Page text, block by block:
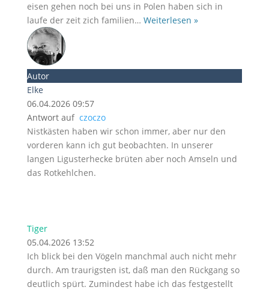
eisen gehen noch bei uns in Polen haben sich in
laufe der zeit zich familien… Weiterlesen »
Autor
Elke
06.04.2026 09:57
Antwort auf czoczo
Nistkästen haben wir schon immer, aber nur den
vorderen kann ich gut beobachten. In unserer
langen Ligusterhecke brüten aber noch Amseln und
das Rotkehlchen.
Tiger
05.04.2026 13:52
Ich blick bei den Vögeln manchmal auch nicht mehr
durch. Am traurigsten ist, daß man den Rückgang so
deutlich spürt. Zumindest habe ich das festgestellt